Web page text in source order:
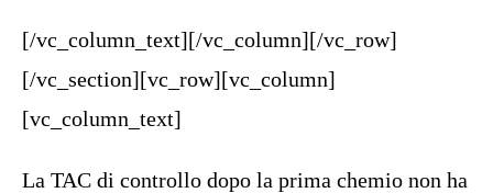
[/vc_column_text][/vc_column][/vc_row]
[/vc_section][vc_row][vc_column]
[vc_column_text]
La TAC di controllo dopo la prima chemio non ha